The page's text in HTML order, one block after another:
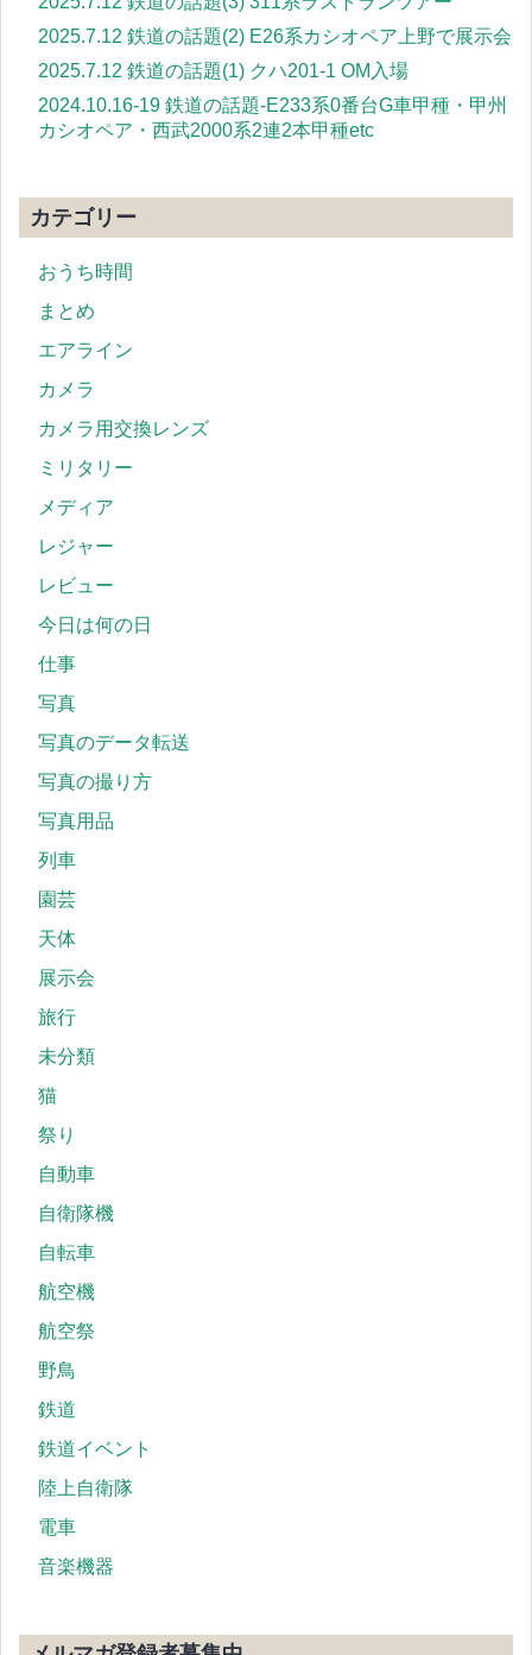
2025.7.12 鉄道の話題(2) E26系カシオペア上野で展示会
2025.7.12 鉄道の話題(1) クハ201-1 OM入場
2024.10.16-19 鉄道の話題-E233系0番台G車甲種・甲州
カシオペア・西武2000系2連2本甲種etc
カテゴリー
おうち時間
まとめ
エアライン
カメラ
カメラ用交換レンズ
ミリタリー
メディア
レジャー
レビュー
今日は何の日
仕事
写真
写真のデータ転送
写真の撮り方
写真用品
列車
園芸
天体
展示会
旅行
未分類
猫
祭り
自動車
自衛隊機
自転車
航空機
航空祭
野鳥
鉄道
鉄道イベント
陸上自衛隊
電車
音楽機器